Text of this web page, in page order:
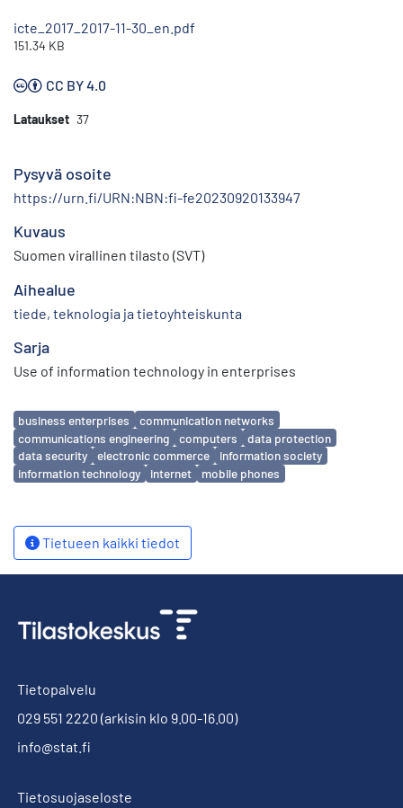
icte_2017_2017-11-30_en.pdf
151.34 KB
CC BY 4.0
Lataukset 37
Pysyvä osoite
https://urn.fi/URN:NBN:fi-fe20230920133947
Kuvaus
Suomen virallinen tilasto (SVT)
Aihealue
tiede, teknologia ja tietoyhteiskunta
Sarja
Use of information technology in enterprises
Avainsanat
business enterprises
communication networks
communications engineering
computers
data protection
data security
electronic commerce
information society
information technology
internet mobile phones
Tietueen kaikki tiedot
Tietopalvelu
029 551 2220 (arkisin klo 9.00-16.00)
info@stat.fi
Tietosuojaseloste